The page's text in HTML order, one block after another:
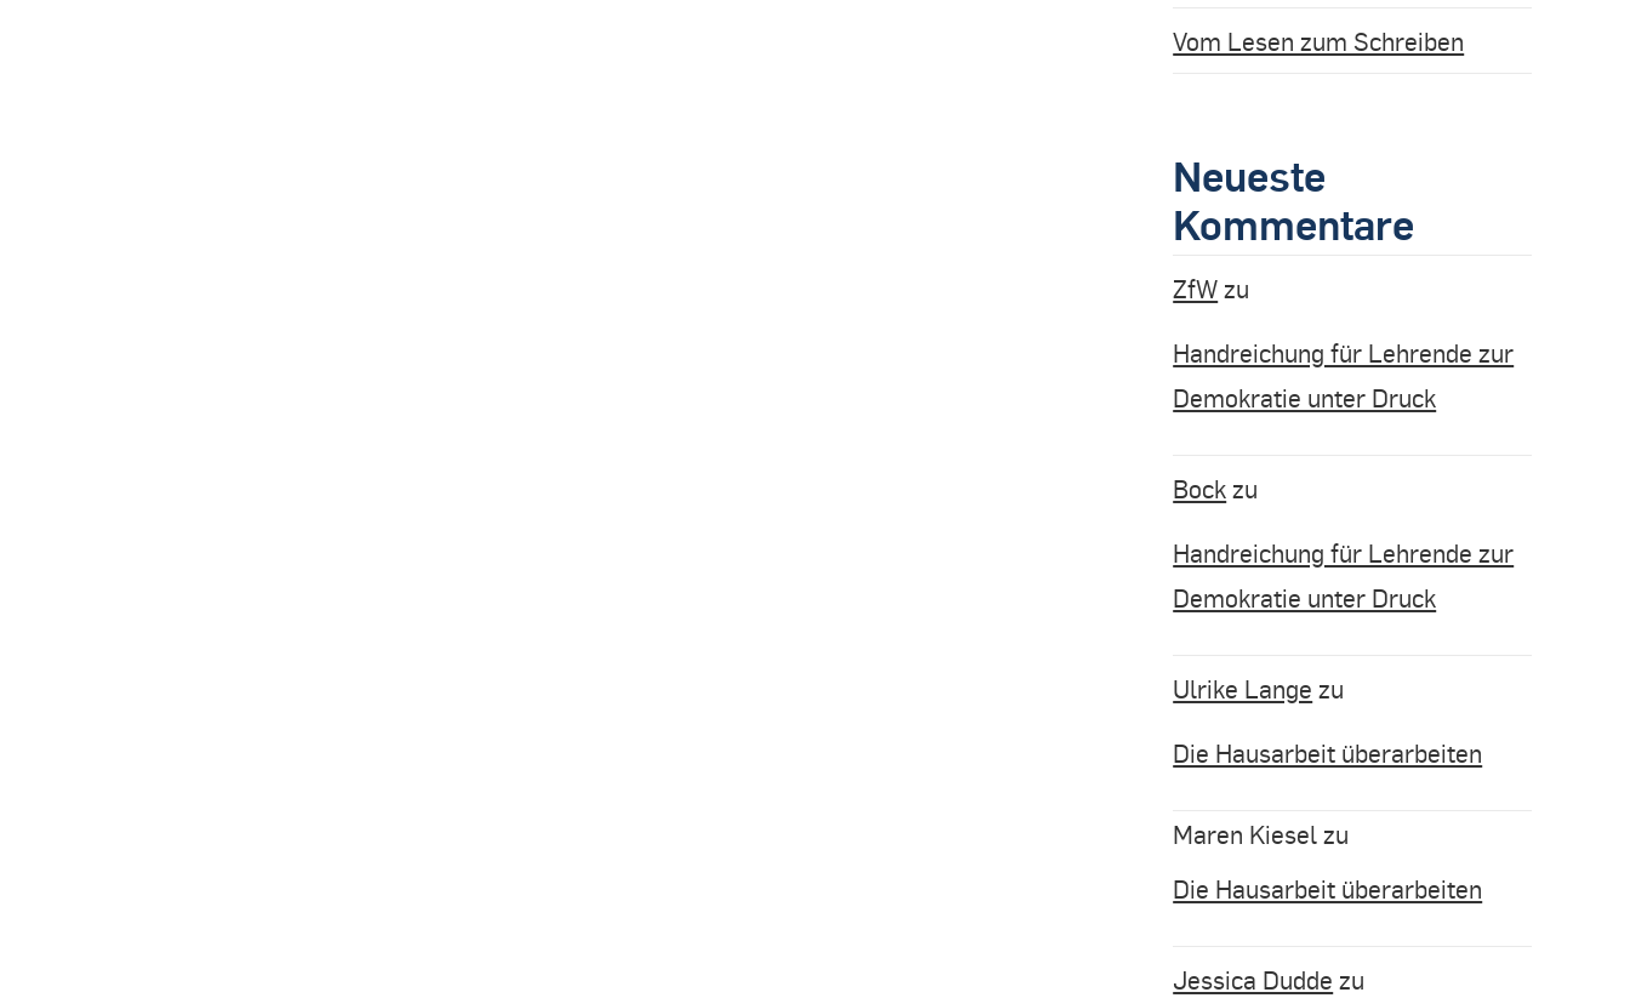
Vom Lesen zum Schreiben
Neueste
Kommentare
ZfWzu
Handreichung für Lehrende zur
Demokratie unter Druck
Bockzu
Handreichung für Lehrende zur
Demokratie unter Druck
Ulrike Lange zu
Die Hausarbeit überarbeiten
Maren Kieselzu
Die Hausarbeit überarbeiten
Jessica Dudde zu